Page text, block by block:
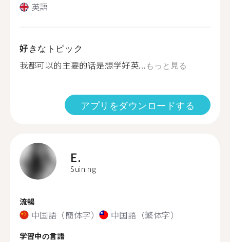
英語
好きなトピック
我都可以的主要的话是想学好英...もっと見る
アプリをダウンロードする
E.
Suining
流暢
中国語（簡体字） 中国語（繁体字）
学習中の言語